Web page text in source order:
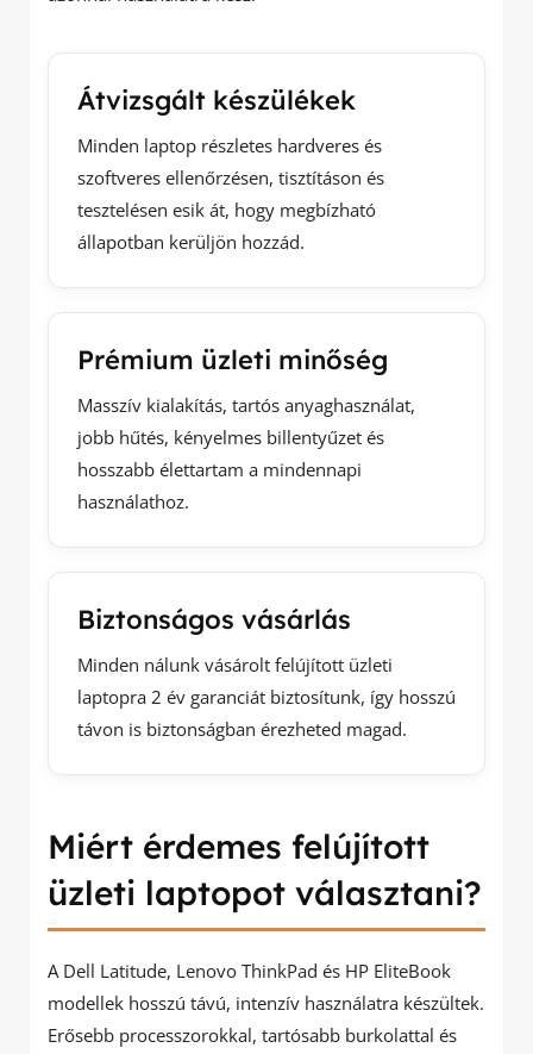
Átvizsgált készülékek
Minden laptop részletes hardveres és
szoftveres ellenőrzésen, tisztításon és
tesztelésen esik át, hogy megbízható
állapotban kerüljön hozzád.
Prémium üzleti minőség
Masszív kialakítás, tartós anyaghasználat,
jobb hűtés, kényelmes billentyűzet és
hosszabb élettartam a mindennapi
használathoz.
Biztonságos vásárlás
Minden nálunk vásárolt felújított üzleti
laptopra 2 év garanciát biztosítunk, így hosszú
távon is biztonságban érezheted magad.
Miért érdemes felújított
üzleti laptopot választani?
A Dell Latitude, Lenovo ThinkPad és HP EliteBook
modellek hosszú távú, intenzív használatra készültek.
Erősebb processzorokkal, tartósabb burkolattal és